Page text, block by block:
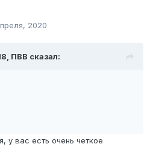
2020
ПВВ сказал:
у вас есть очень четкое